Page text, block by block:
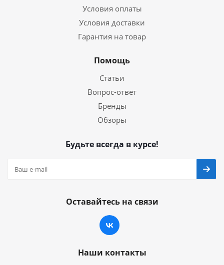
Условия оплаты
Условия доставки
Гарантия на товар
Помощь
Статьи
Вопрос-ответ
Бренды
Обзоры
Будьте всегда в курсе!
Оставайтесь на связи
Наши контакты